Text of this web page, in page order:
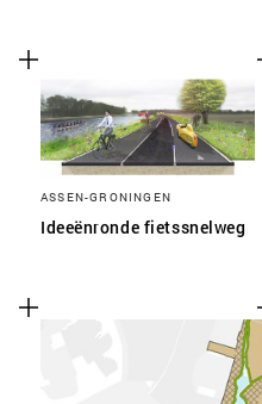
ASSEN-GRONINGEN
Ideeënronde fietssnelweg